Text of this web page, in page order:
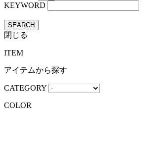
KEYWORD
SEARCH
閉じる
ITEM
アイテムから探す
CATEGORY
COLOR